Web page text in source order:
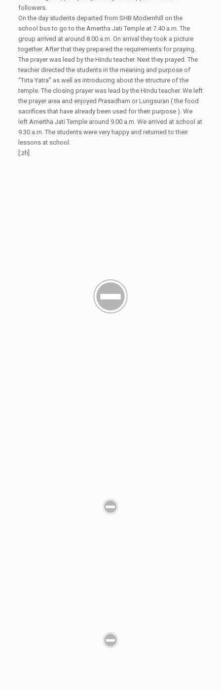
followers.
On the day students departed from SHB Modernhill on the
school bus to go to the Amertha Jati Temple at 7.40 a.m. The
group arrived at around 8.00 a.m. On arrival they took a picture
together. After that they prepared the requirements for praying.
The prayer was lead by the Hindu teacher. Next they prayed. The
teacher directed the students in the meaning and purpose of
“Tirta Yatra” as well as introducing about the structure of the
temple. The closing prayer was lead by the Hindu teacher. We left
the prayer area and enjoyed Prasadham or Lungsuran ( the food
sacrifices that have already been used for their purpose ). We
left Amertha Jati Temple around 9.00 a.m. We arrived at school at
9.30 a.m. The students were very happy and returned to their
lessons at school.
[:zh]